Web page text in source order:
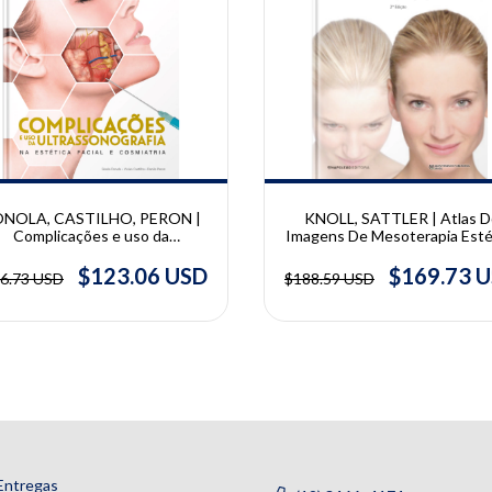
CASTILHO, PERON |
Complicações e uso da
| Danilo Peron, Gisele
Donola, Vivian Castilho
USD $123.06 USD
KNOLL, SATTLER | Atlas
Imagens De Mesoterapia
$188.59 USD
$169.73